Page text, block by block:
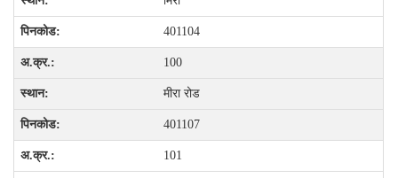
401104
100
मीरा रोड
401107
101